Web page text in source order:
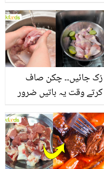
بنانے کے چند قدرتی طریقے
رُک جائیں۔۔ چکن صاف
کرتے وقت یہ باتیں ضرور